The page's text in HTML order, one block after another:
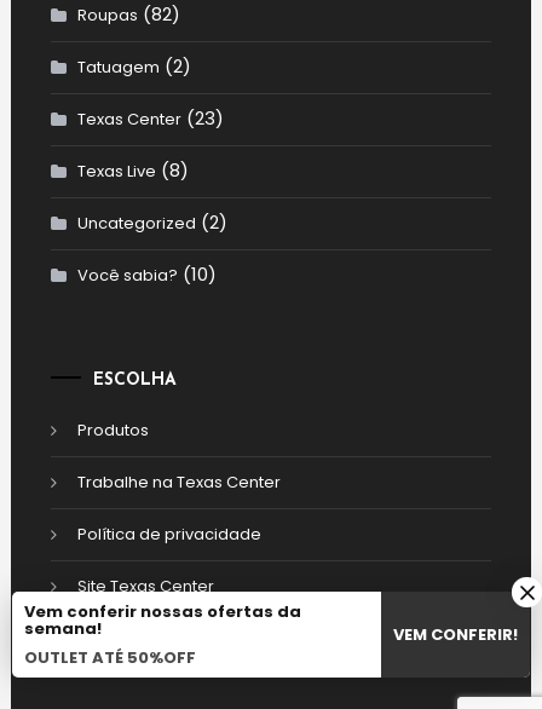
Roupas (82)
Tatuagem (2)
Texas Center(23)
Texas Live (8)
Uncategorized (2)
Você sabia? (10)
ESCOLHA
Produtos
Trabalhe na Texas Center
Política de privacidade
Site Texas Center
Vem conferir nossas ofertas da
semana!
OUTLET ATÉ 50%OFF
VEM CONFERIR!